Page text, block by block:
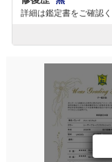
詳細は鑑定書をご確認く